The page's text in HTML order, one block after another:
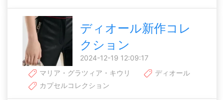
ディオール新作コレ
クション
2024-12-19 12:09:17
マリア・グラツィア・キウリ
ディオール
カプセルコレクション